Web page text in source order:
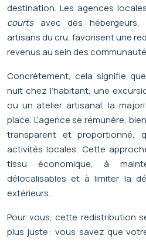
destination. Les agences
courtsavec des hébergeurs,
artisans du cru, favorisent une
revenus au sein des
Concrètement, cela signifie
nuit chez l’habitant, une
ou un atelier artisanal, la
place. L’agence se rémunère,
transparent et proportionné,
activités locales. Cette
tissu économique, à
délocalisables et à limiter la
extérieurs.
Pour vous, cette redistribution
plus juste : vous savez que